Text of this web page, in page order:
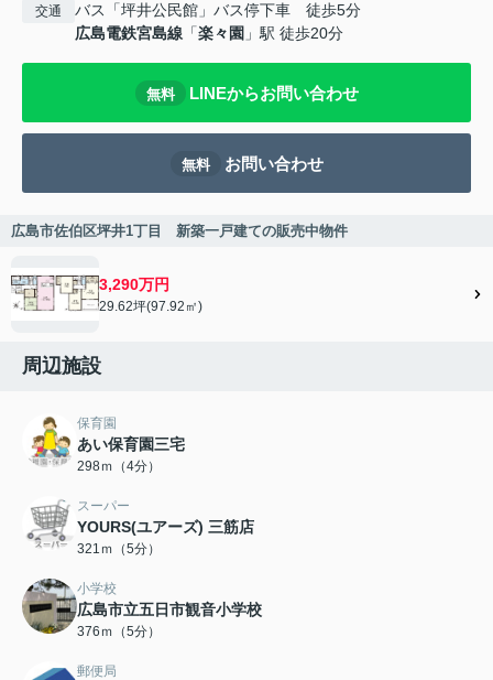
交通
バス「坪井公民館」バス停下車 徒歩5分
広島電鉄宮島線 「楽々園 」駅 徒歩20分
無料 LINEからお問い合わせ
無料 お問い合わせ
広島市佐伯区坪井1丁目 新築一戸建ての販売中物件
3,290万円
29.62坪(97.92㎡)
周辺施設
保育園
あい保育園三宅
298ｍ（4分）
スーパー
YOURS(ユアーズ) 三筋店
321ｍ（5分）
小学校
広島市立五日市観音小学校
376ｍ（5分）
郵便局